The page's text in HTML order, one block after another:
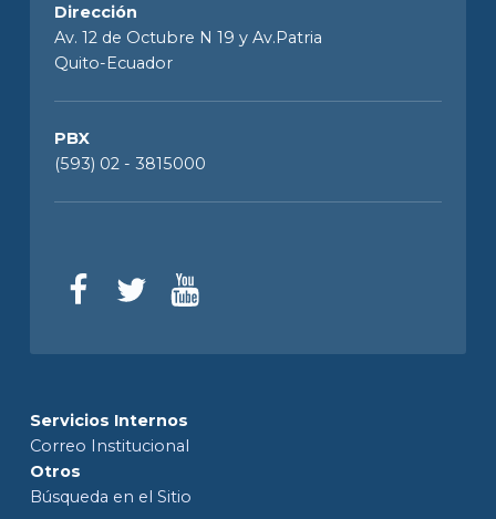
Dirección
Av. 12 de Octubre N 19 y Av.Patria
Quito-Ecuador
PBX
(593) 02 - 3815000
Servicios Internos
Correo Institucional
Otros
Búsqueda en el Sitio